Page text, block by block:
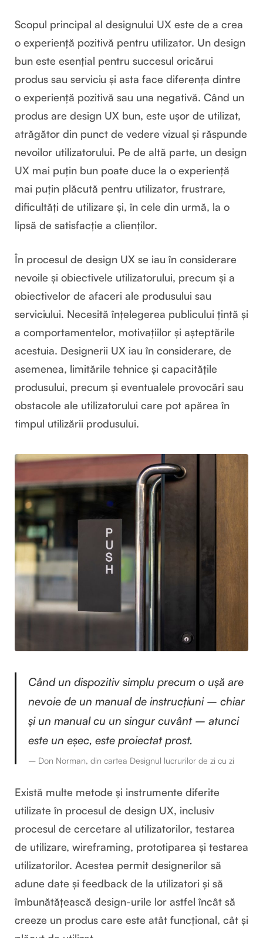
Scopul principal al designului UX este de a crea
o experiență pozitivă pentru utilizator. Un design
bun este esențial pentru succesul oricărui
produs sau serviciu și asta face diferența dintre
o experiență pozitivă sau una negativă. Când un
produs are design UX bun, este ușor de utilizat,
atrăgător din punct de vedere vizual și răspunde
nevoilor utilizatorului. Pe de altă parte, un design
UX mai puțin bun poate duce la o experiență
mai puțin plăcută pentru utilizator, frustrare,
dificultăți de utilizare și, în cele din urmă, la o
lipsă de satisfacție a clienților.
În procesul de design UX se iau în considerare
nevoile și obiectivele utilizatorului, precum și a
obiectivelor de afaceri ale produsului sau
serviciului. Necesită înțelegerea publicului țintă și
a comportamentelor, motivațiilor și așteptările
acestuia. Designerii UX iau în considerare, de
asemenea, limitările tehnice și capacitățile
produsului, precum și eventualele provocări sau
obstacole ale utilizatorului care pot apărea în
timpul utilizării produsului.
Când un dispozitiv simplu precum o ușă are
nevoie de un manual de instrucțiuni – chiar
și un manual cu un singur cuvânt – atunci
este un eșec, este proiectat prost.
– Don Norman, din cartea Designul lucrurilor de zi cu zi
Există multe metode și instrumente diferite
utilizate în procesul de design UX, inclusiv
procesul de cercetare al utilizatorilor, testarea
de utilizare, wireframing, prototiparea și testarea
utilizatorilor. Acestea permit designerilor să
adune date și feedback de la utilizatori și să
îmbunătățească design-urile lor astfel încât să
creeze un produs care este atât funcțional, cât și